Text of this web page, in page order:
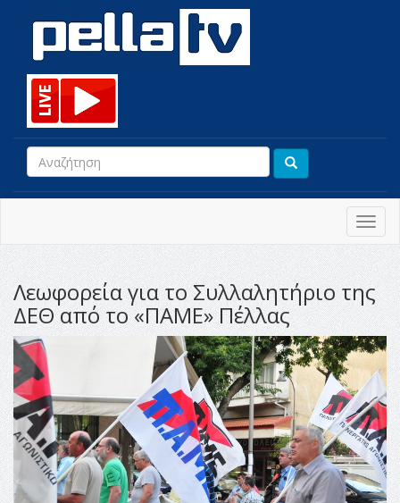
Λεωφορεία για το Συλλαλητήριο της
ΔΕΘ από το «ΠΑΜΕ» Πέλλας